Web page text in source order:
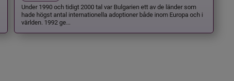
Under 1990 och tidigt 2000 tal var Bulgarien ett av de länder som
hade högst antal internationella adoptioner både inom Europa och i
världen. 1992 ge...